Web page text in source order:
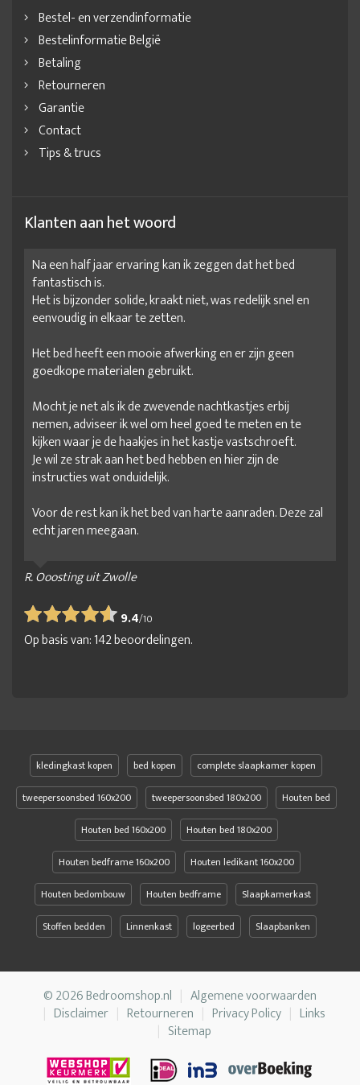
Bestel- en verzendinformatie
Bestelinformatie België
Betaling
Retourneren
Garantie
Contact
Tips & trucs
Klanten aan het woord
Na een half jaar ervaring kan ik zeggen dat het bed
fantastisch is.
Het is bijzonder solide, kraakt niet, was redelijk snel en
eenvoudig in elkaar te zetten.
Het bed heeft een mooie afwerking en er zijn geen
goedkope materialen gebruikt.
Mocht je net als ik de zwevende nachtkastjes erbij
nemen, adviseer ik wel om heel goed te meten en te
kijken waar je de haakjes in het kastje vastschroeft.
Je wil ze strak aan het bed hebben en hier zijn de
instructies wat onduidelijk.
Voor de rest kan ik het bed van harte aanraden. Deze zal
echt jaren meegaan.
R. Ooosting uit Zwolle
9.4/10
Op basis van:142beoordelingen.
kledingkast kopen bed kopen
complete slaapkamer kopen
tweepersoonsbed 160x200
tweepersoonsbed 180x200
Houten bed
Houten bed 160x200
Houten bed 180x200
Houten bedframe 160x200
Houten ledikant 160x200
Houten bedombouw
Houten bedframe
Slaapkamerkast
Stoffen bedden
Linnenkast logeerbed Slaapbanken
© 2026 Bedroomshop.nl
Algemene voorwaarden
Disclaimer
Retourneren Privacy Policy
Links
Sitemap